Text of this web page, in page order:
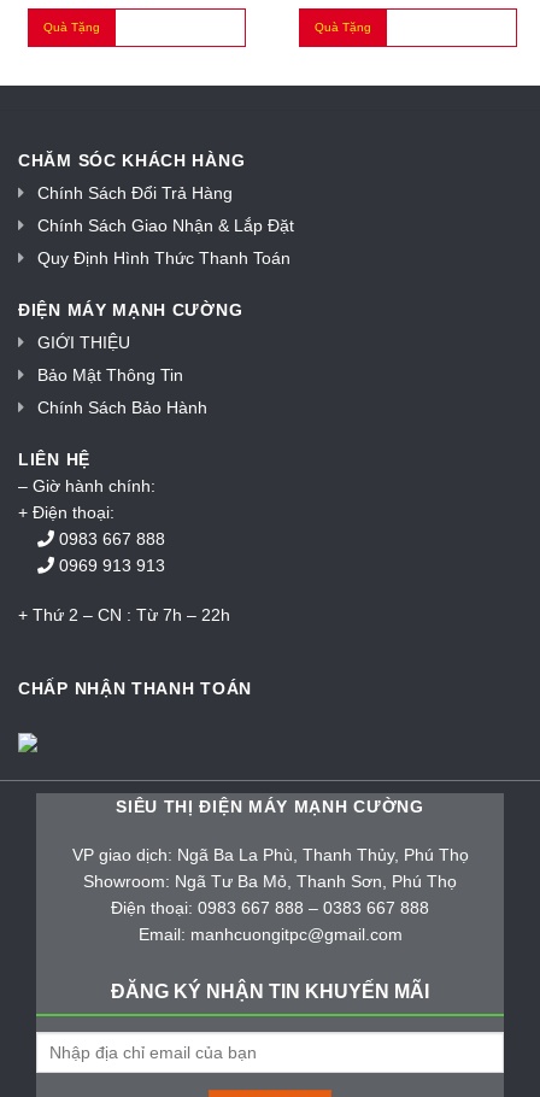
Quà Tặng Quà Tặng
CHĂM SÓC KHÁCH HÀNG
Chính Sách Đổi Trả Hàng
Chính Sách Giao Nhận & Lắp Đặt
Quy Định Hình Thức Thanh Toán
ĐIỆN MÁY MẠNH CƯỜNG
GIỚI THIỆU
Bảo Mật Thông Tin
Chính Sách Bảo Hành
LIÊN HỆ
– Giờ hành chính:
+ Điện thoại:
0983 667 888
0969 913 913
+ Thứ 2 – CN : Từ 7h – 22h
CHẤP NHẬN THANH TOÁN
SIÊU THỊ ĐIỆN MÁY MẠNH CƯỜNG
VP giao dịch: Ngã Ba La Phù, Thanh Thủy, Phú Thọ
Showroom: Ngã Tư Ba Mỏ, Thanh Sơn, Phú Thọ
Điện thoại: 0983 667 888 – 0383 667 888
Email: manhcuongitpc@gmail.com
ĐĂNG KÝ NHẬN TIN KHUYẾN MÃI